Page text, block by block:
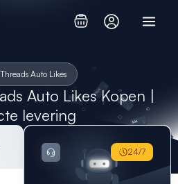
Auto Likes
Auto Likes Kopen |
levering
24/7